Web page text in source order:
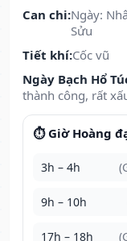
Can chi:Ngày:
Sửu
Tiết khí:Cốc vũ
Ngày Bạch Hổ
thành công, rất
⏱️ Giờ Hoàng
3h – 4h
9h – 10h
17h – 18h